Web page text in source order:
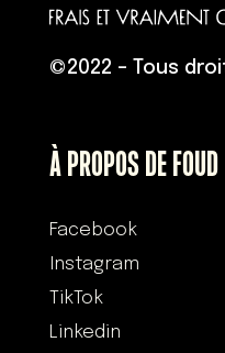
©2022 – Tous
À PROPOS DE FOUD
Facebook
Instagram
TikTok
Linkedin